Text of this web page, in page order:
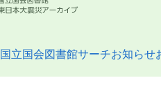
国立国会図書館サーチお知らせ